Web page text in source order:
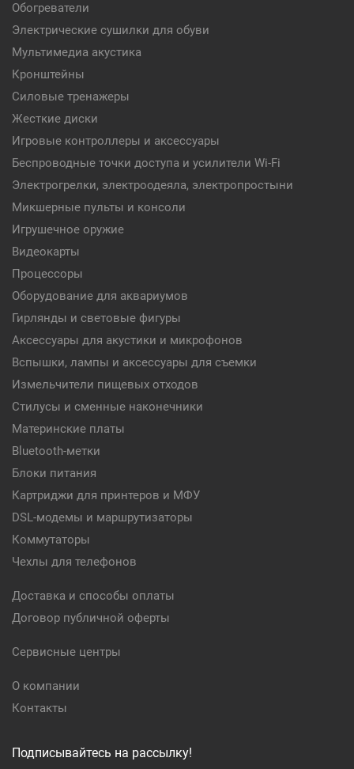
Обогреватели
Электрические сушилки для обуви
Мультимедиа акустика
Кронштейны
Силовые тренажеры
Жесткие диски
Игровые контроллеры и аксессуары
Беспроводные точки доступа и усилители Wi-Fi
Электрогрелки, электроодеяла, электропростыни
Микшерные пульты и консоли
Игрушечное оружие
Видеокарты
Процессоры
Оборудование для аквариумов
Гирлянды и световые фигуры
Аксессуары для акустики и микрофонов
Вспышки, лампы и аксессуары для съемки
Измельчители пищевых отходов
Стилусы и сменные наконечники
Материнские платы
Bluetooth-метки
Блоки питания
Картриджи для принтеров и МФУ
DSL-модемы и маршрутизаторы
Коммутаторы
Чехлы для телефонов
Доставка и способы оплаты
Договор публичной оферты
Сервисные центры
О компании
Контакты
Подписывайтесь на рассылку!